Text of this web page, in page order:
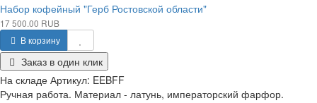
Набор кофейный "Герб Ростовской области"
17 500.00 RUB
В корзину
Заказ в один клик
На складе Артикул: EEBFF
Ручная работа. Материал - латунь, императорский фарфор.